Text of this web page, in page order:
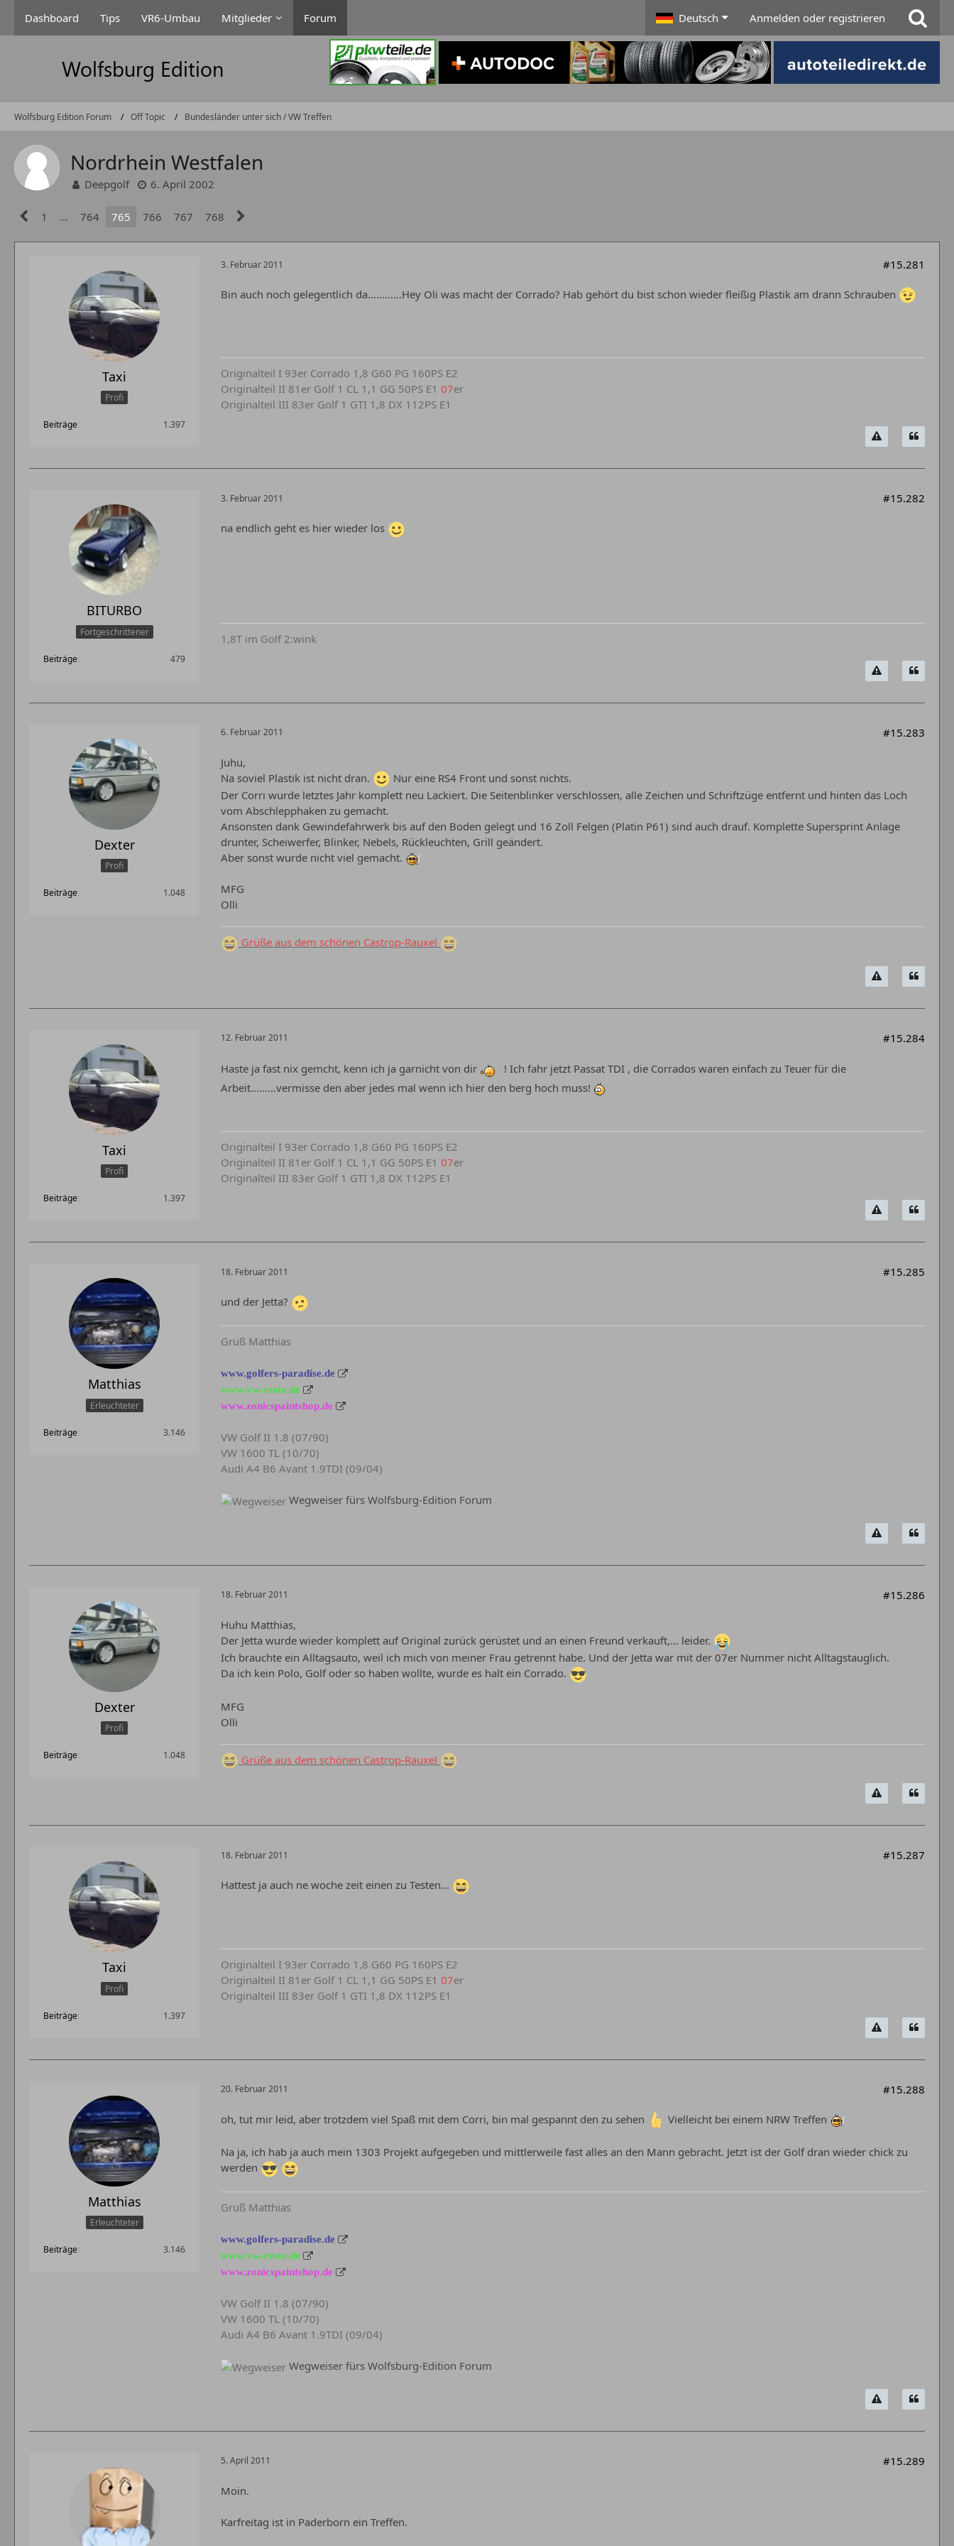
Dashboard Tips VR6-Umbau Mitglieder Forum Deutsch Anmelden oder registrieren
Wolfsburg Edition Forum Off Topic Bundesländer unter sich / VW Treffen
Nordrhein Westfalen
Deepgolf 6. April 2002
1 … 764 765 766 767 768
Taxi
Profi
Beiträge 1.397
3. Februar 2011 #15.281
Bin auch noch gelegentlich da............Hey Oli was macht der Corrado? Hab gehört du bist schon wieder fleißig Plastik am drann Schrauben
Originalteil I 93er Corrado 1,8 G60 PG 160PS E2
Originalteil II 81er Golf 1 CL 1,1 GG 50PS E1 07er
Originalteil III 83er Golf 1 GTI 1,8 DX 112PS E1
BITURBO
Fortgeschrittener
Beiträge 479
3. Februar 2011 #15.282
na endlich geht es hier wieder los
1,8T im Golf 2:wink
Dexter
Profi
Beiträge 1.048
6. Februar 2011 #15.283
Juhu,
Na soviel Plastik ist nicht dran.
Nur eine RS4 Front und sonst nichts.
Der Corri wurde letztes Jahr komplett neu Lackiert. Die Seitenblinker verschlossen, alle Zeichen und Schriftzüge entfernt und hinten das Loch
vom Abschlepphaken zu gemacht.
Ansonsten dank Gewindefahrwerk bis auf den Boden gelegt und 16 Zoll Felgen (Platin P61) sind auch drauf. Komplette Supersprint Anlage
drunter, Scheiwerfer, Blinker, Nebels, Rückleuchten, Grill geändert.
Aber sonst wurde nicht viel gemacht.
MFG
Olli
Grüße aus dem schönen Castrop-Rauxel
Taxi
Profi
Beiträge 1.397
12. Februar 2011 #15.284
Haste ja fast nix gemcht, kenn ich ja garnicht von dir
! Ich fahr jetzt Passat TDI , die Corrados waren einfach zu Teuer für die
Arbeit.........vermisse den aber jedes mal wenn ich hier den berg hoch muss!
Originalteil I 93er Corrado 1,8 G60 PG 160PS E2
Originalteil II 81er Golf 1 CL 1,1 GG 50PS E1 07er
Originalteil III 83er Golf 1 GTI 1,8 DX 112PS E1
Matthias
Erleuchteter
Beiträge 3.146
18. Februar 2011 #15.285
und der Jetta?
Gruß Matthias
www.golfers-paradise.de
www.vw-resto.de
www.zonicspaintshop.de
VW Golf II 1.8 (07/90)
VW 1600 TL (10/70)
Audi A4 B6 Avant 1.9TDI (09/04)
Wegweiser fürs Wolfsburg-Edition Forum
Dexter
Profi
Beiträge 1.048
18. Februar 2011 #15.286
Huhu Matthias,
Der Jetta wurde wieder komplett auf Original zurück gerüstet und an einen Freund verkauft,... leider.
Ich brauchte ein Alltagsauto, weil ich mich von meiner Frau getrennt habe. Und der Jetta war mit der 07er Nummer nicht Alltagstauglich.
Da ich kein Polo, Golf oder so haben wollte, wurde es halt ein Corrado.
MFG
Olli
Grüße aus dem schönen Castrop-Rauxel
Taxi
Profi
Beiträge 1.397
18. Februar 2011 #15.287
Hattest ja auch ne woche zeit einen zu Testen...
Originalteil I 93er Corrado 1,8 G60 PG 160PS E2
Originalteil II 81er Golf 1 CL 1,1 GG 50PS E1 07er
Originalteil III 83er Golf 1 GTI 1,8 DX 112PS E1
Matthias
Erleuchteter
Beiträge 3.146
20. Februar 2011 #15.288
oh, tut mir leid, aber trotzdem viel Spaß mit dem Corri, bin mal gespannt den zu sehen Vielleicht bei einem NRW Treffen
Na ja, ich hab ja auch mein 1303 Projekt aufgegeben und mittlerweile fast alles an den Mann gebracht. Jetzt ist der Golf dran wieder chick zu
werden
Gruß Matthias
www.golfers-paradise.de
www.vw-resto.de
www.zonicspaintshop.de
VW Golf II 1.8 (07/90)
VW 1600 TL (10/70)
Audi A4 B6 Avant 1.9TDI (09/04)
Wegweiser fürs Wolfsburg-Edition Forum
5. April 2011 #15.289
Moin.
Karfreitag ist in Paderborn ein Treffen.